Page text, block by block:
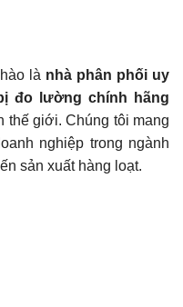
là nhà phân phối uy
đo lường chính hãng
thế giới. Chúng tôi mang
nghiệp trong ngành
sản xuất hàng loạt.